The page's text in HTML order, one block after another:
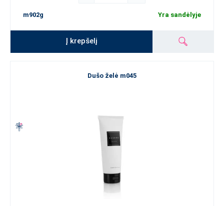
m902g Yra sandėlyje
Į krepšelį
Dušo želė m045